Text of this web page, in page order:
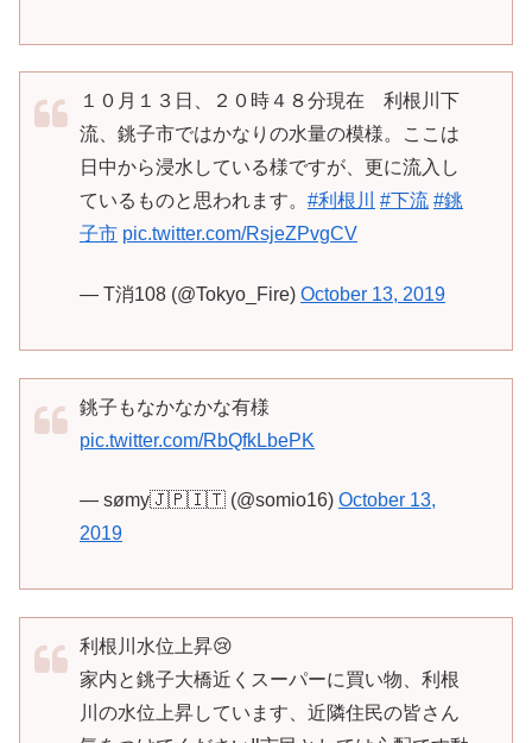
１０月１３日、２０時４８分現在 利根川下
流、銚子市ではかなりの水量の模様。ここは
日中から浸水している様ですが、更に流入し
ているものと思われます。 #利根川 #下流 #銚
子市 pic.twitter.com/RsjeZPvgCV
— T消108 (@Tokyo_Fire) October 13, 2019
銚子もなかなかな有様
pic.twitter.com/RbQfkLbePK
— sømy🇯🇵🇮🇹 (@somio16) October 13,
2019
利根川水位上昇😢
家内と銚子大橋近くスーパーに買い物、利根
川の水位上昇しています、近隣住民の皆さん